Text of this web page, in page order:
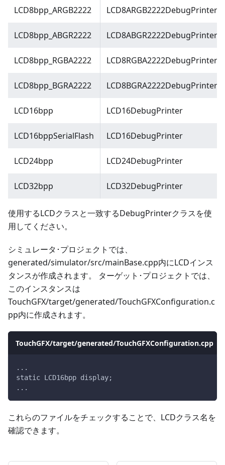
LCD8bpp_ARGB2222 LCD8ARGB2222DebugPrinter
LCD8bpp_ABGR2222 LCD8ABGR2222DebugPrinter
LCD8bpp_RGBA2222 LCD8RGBA2222DebugPrinter
LCD8bpp_BGRA2222 LCD8BGRA2222DebugPrinter
LCD16bpp LCD16DebugPrinter
LCD16bppSerialFlash LCD16DebugPrinter
LCD24bpp LCD24DebugPrinter
LCD32bpp LCD32DebugPrinter
使用するLCDクラスと一致するDebugPrinterクラスを使
用してください。
シミュレータ･プロジェクトでは、
generated/simulator/src/mainBase.cpp内にLCDインス
タンスが作成されます。 ターゲット･プロジェクトでは、
このインスタンスは
TouchGFX/target/generated/TouchGFXConfiguration.c
pp内に作成されます。
TouchGFX/target/generated/TouchGFXConfiguration.cpp
...
static LCD16bpp display;
...
これらのファイルをチェックすることで、LCDクラス名を
確認できます。